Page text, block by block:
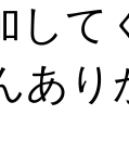
して
あり